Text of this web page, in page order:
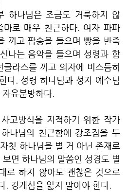
하나님은 조금도 거룩하지 않
마로 매우 친근하다. 여자 파파
끼고 팝송을 들으며 빵을 반죽
나는 음악을 들으며 성령과 함
라스를 끼고 의자에 비스듬히
다. 성령 하나님과 성자 예수님
유분방하다.
고방식을 지적하기 위한 작가
나님의 친근함에 강조점을 두
칫 하나님을 별 거 아닌 존재로
면 하나님의 말씀인 성경도 별
로 하지 않아도 괜찮은 것으로
. 경계심을 잃지 말아야 한다.